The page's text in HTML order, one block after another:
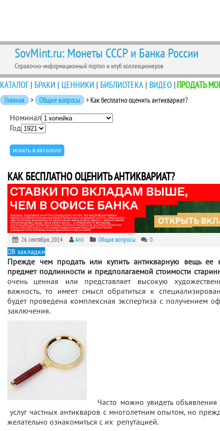
SovMint.ru: Монеты СССР и Банка России
Справочно-информационный портал и клуб коллекционеров
КАТАЛОГ| БРАКИ | ЦЕННИКИ | БИБЛИОТЕКА | ВИДЕО |ПРОДАТЬ
Главная > Общие вопросы > Как бесплатно оценить антиквариат?
Номинал
Год
КАК БЕСПЛАТНО ОЦЕНИТЬ АНТИКВАРИАТ?
26 сентября, 2014 Anil Общие вопросы 0
В закладки
Прежде чем продать или купить антикварную вещь ее
предмет подлинности и предполагаемой стоимости
очень ценная или представляет высокую
важность, то имеет смысл обратиться к
будет проведена комплексная экспертиза с получением
заключения.
Часто можно увидеть
услуг частных антикваров с многолетним опытом, но
желательно ознакомиться с их репутацией.